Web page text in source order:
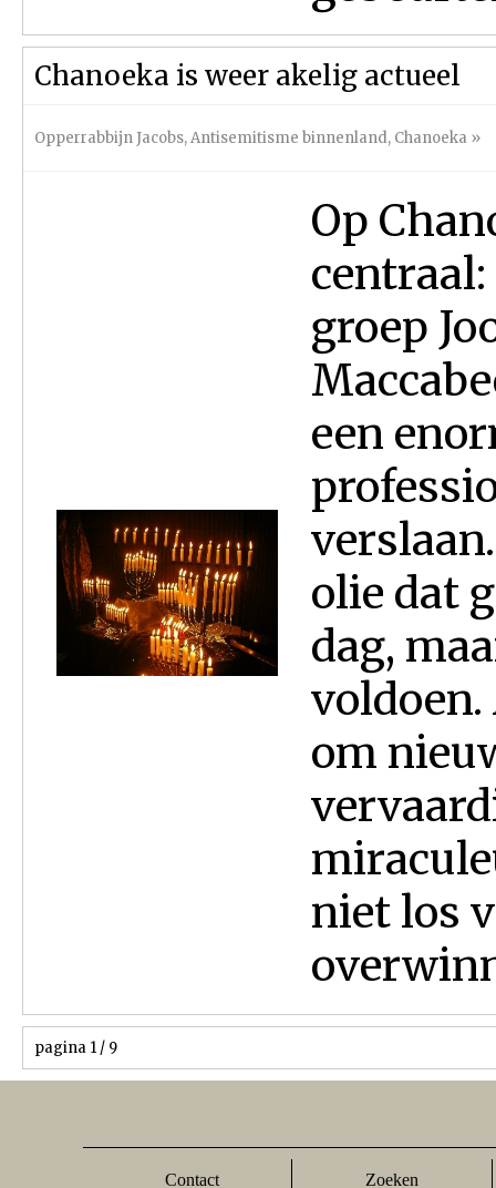
Chanoeka is weer akelig actueel
Opperrabbijn Jacobs,Antisemitisme binnenland, Chanoeka »
Op
groep
een
olie dat
dag,
voldoen.
om
niet los
pagina 1 / 9
Contact Zoeken